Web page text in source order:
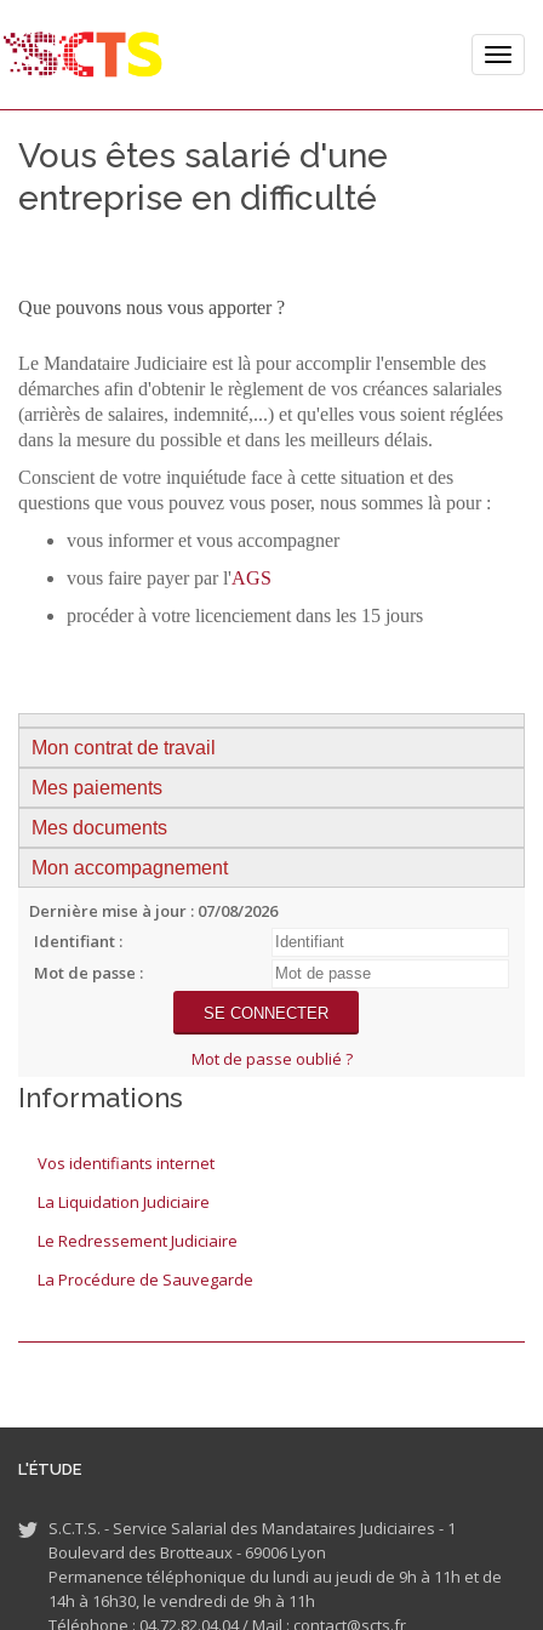
Toggle
Vous êtes salarié d'une
entreprise en difficulté
Que pouvons nous vous apporter ?
Le Mandataire Judiciaire est là pour accomplir l'ensemble des
démarches afin d'obtenir le règlement de vos créances salariales
(arrièrès de salaires, indemnité,...) et qu'elles vous soient réglées
dans la mesure du possible et dans les meilleurs délais.
Conscient de votre inquiétude face à cette situation et des
questions que vous pouvez vous poser, nous sommes là pour :
vous informer et vous accompagner
vous faire payer par l'AGS
procéder à votre licenciement dans les 15 jours
Mon contrat de travail
Mes paiements
Mes documents
Mon accompagnement
Dernière mise à jour : 07/08/2026
Identifiant :
Mot de passe :
Mot de passe oublié ?
Informations
Vos identifiants internet
La Liquidation Judiciaire
Le Redressement Judiciaire
La Procédure de Sauvegarde
L'ÉTUDE
S.C.T.S. - Service Salarial des Mandataires Judiciaires - 1
Boulevard des Brotteaux - 69006 Lyon
Permanence téléphonique du lundi au jeudi de 9h à 11h et de
14h à 16h30, le vendredi de 9h à 11h
Téléphone : 04.72.82.04.04 / Mail : contact@scts.fr